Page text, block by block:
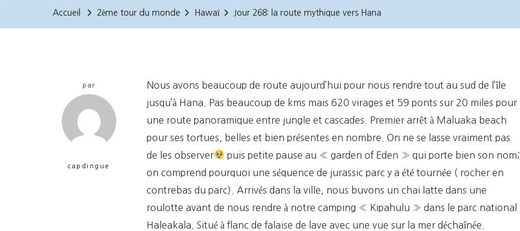
Mythique
Accueil 2ème tour du monde Hawaï Jour 268: la route mythique vers Hana
par
capdingue
Nous avons beaucoup de route aujourd’hui pour nous rendre tout au sud de l’île
jusqu’à Hana. Pas beaucoup de kms mais 620 virages et 59 ponts sur 20 miles pour
une route panoramique entre jungle et cascades. Premier arrêt à Maluaka beach
pour ses tortues, belles et bien présentes en nombre. On ne se lasse vraiment pas
de les observer
puis petite pause au « garden of Eden » qui porte bien son nom;
on comprend pourquoi une séquence de jurassic parc y a été tournée ( rocher en
contrebas du parc). Arrivés dans la ville, nous buvons un chai latte dans une
roulotte avant de nous rendre à notre camping « Kipahulu » dans le parc national
Haleakala. Situé à flanc de falaise de lave avec une vue sur la mer déchaînée.